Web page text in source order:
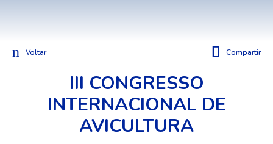
Voltar Compartir
III CONGRESSO
INTERNACIONAL DE
AVICULTURA